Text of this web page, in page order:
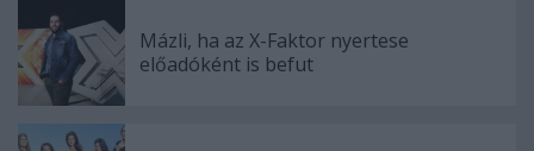
Mázli, ha az X-Faktor nyertese
előadóként is befut